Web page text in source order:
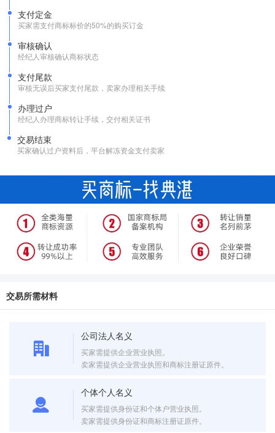
支付定金
买家需支付商标标价的50%的购买订金
审核确认
经纪人审核确认商标状态
支付尾款
审核无误后买家支付尾款，卖家办理相关手续
办理过户
经纪人办理商标转让手续，交付相关证书
交易结束
买家确认过户资料后，平台解冻资金支付卖家
交易所需材料
公司法人名义
买家需提供企业营业执照。
卖家需提供企业营业执照和商标注册证原件。
个体个人名义
买家需提供身份证和个体户营业执照。
卖家需提供身份证和商标注册证原件。